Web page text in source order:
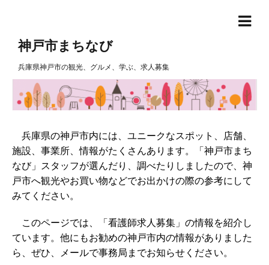
神戸市まちなび
兵庫県神戸市の観光、グルメ、学ぶ、求人募集
兵庫県の神戸市内には、ユニークなスポット、店舗、
施設、事業所、情報がたくさんあります。「神戸市まち
なび」スタッフが選んだり、調べたりしましたので、神
戸市へ観光やお買い物などでお出かけの際の参考にして
みてください。
このページでは、「看護師求人募集」の情報を紹介し
ています。他にもお勧めの神戸市内の情報がありました
ら、ぜひ、メールで事務局までお知らせください。